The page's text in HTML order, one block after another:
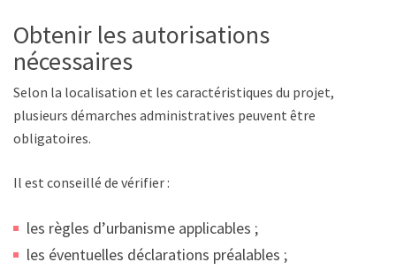
Obtenir les autorisations
nécessaires
Selon la localisation et les caractéristiques du projet,
plusieurs démarches administratives peuvent être
obligatoires.
Il est conseillé de vérifier :
les règles d’urbanisme applicables ;
les éventuelles déclarations préalables ;